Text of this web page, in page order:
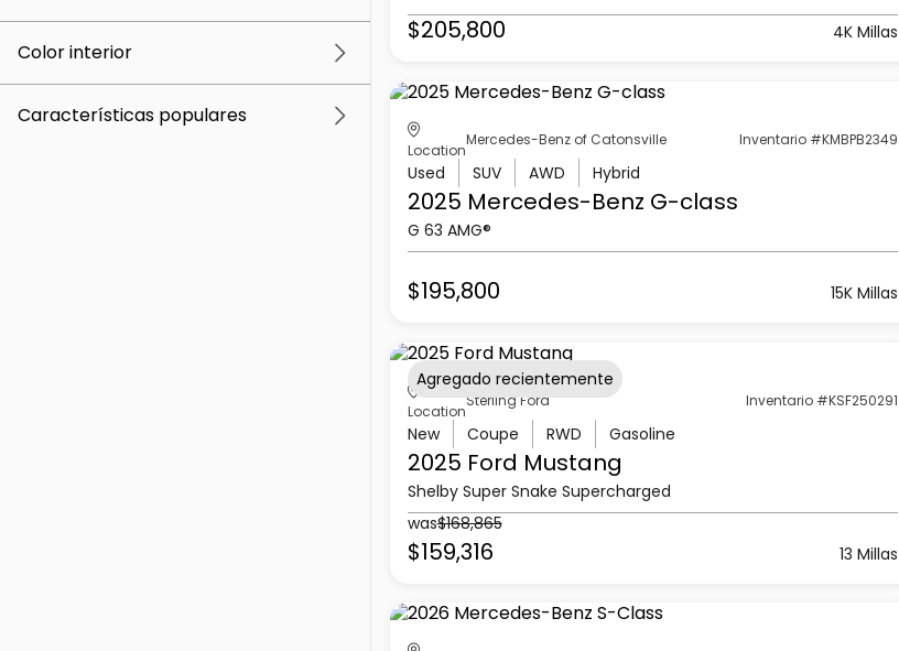
Color interior
Características populares
$205,800 4K Millas
Location
Mercedes-Benz of Catonsville Inventario #KMBPB2349
Used SUV AWD Hybrid
2025 Mercedes-Benz G-class
G 63 AMG®
$195,800 15K Millas
Location
Sterling Ford Inventario #KSF250291
New Coupe RWD Gasoline
2025 Ford Mustang
Shelby Super Snake Supercharged
was$168,865
$159,316 13 Millas
Agregado recientemente